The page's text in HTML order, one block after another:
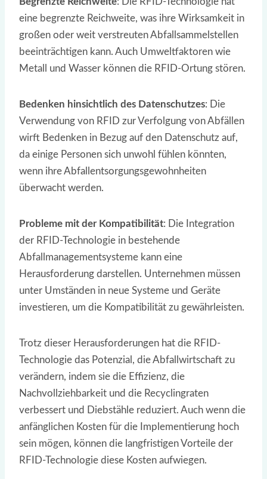
eine begrenzte Reichweite, was ihre Wirksamkeit in
großen oder weit verstreuten Abfallsammelstellen
beeinträchtigen kann. Auch Umweltfaktoren wie
Metall und Wasser können die RFID-Ortung stören.
Bedenken hinsichtlich des Datenschutzes: Die
Verwendung von RFID zur Verfolgung von Abfällen
wirft Bedenken in Bezug auf den Datenschutz auf,
da einige Personen sich unwohl fühlen könnten,
wenn ihre Abfallentsorgungsgewohnheiten
überwacht werden.
Probleme mit der Kompatibilität: Die Integration
der RFID-Technologie in bestehende
Abfallmanagementsysteme kann eine
Herausforderung darstellen. Unternehmen müssen
unter Umständen in neue Systeme und Geräte
investieren, um die Kompatibilität zu gewährleisten.
Trotz dieser Herausforderungen hat die RFID-
Technologie das Potenzial, die Abfallwirtschaft zu
verändern, indem sie die Effizienz, die
Nachvollziehbarkeit und die Recyclingraten
verbessert und Diebstähle reduziert. Auch wenn die
anfänglichen Kosten für die Implementierung hoch
sein mögen, können die langfristigen Vorteile der
RFID-Technologie diese Kosten aufwiegen.